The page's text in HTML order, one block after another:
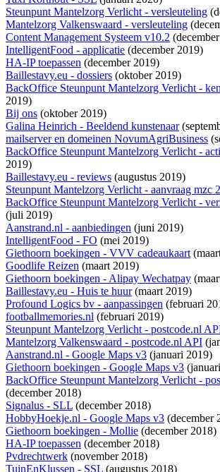
Steunpunt Mantelzorg Verlicht - versleuteling
Mantelzorg Valkenswaard - versleuteling
Content Management Systeem v10.2
IntelligentFood - applicatie (december 2019)
HA-IP toepassen (december 2019)
Baillestavy.eu - dossiers (oktober 2019)
BackOffice Steunpunt Mantelzorg Verlicht -
2019)
Bij ons (oktober 2019)
Galina Heinrich - Beeldend kunstenaar
mailserver en domeinen NovumAgriBusiness
BackOffice Steunpunt Mantelzorg Verlicht -
2019)
Baillestavy.eu - reviews (augustus 2019)
Steunpunt Mantelzorg Verlicht - aanvraag mzc
BackOffice Steunpunt Mantelzorg Verlicht -
(juli 2019)
Aanstrand.nl - aanbiedingen (juni 2019)
IntelligentFood - FO (mei 2019)
Giethoorn boekingen - VVV cadeaukaart
Goodlife Reizen (maart 2019)
Giethoorn boekingen - Alipay Wechatpay
Baillestavy.eu - Huis te huur(maart 2019)
Profound Logics bv - aanpassingen (februari
footballmemories.nl (februari 2019)
Steunpunt Mantelzorg Verlicht - postcode.nl
Mantelzorg Valkenswaard - postcode.nl API
Aanstrand.nl - Google Maps v3 (januari 2019)
Giethoorn boekingen - Google Maps v3
BackOffice Steunpunt Mantelzorg Verlicht -
(december 2018)
Signalus - SLL (december 2018)
HobbyHoekje.nl - Google Maps v3 (december
Giethoorn boekingen - Mollie (december 2018)
HA-IP toepassen (december 2018)
Pvdrechtwerk (november 2018)
TuinEnKlussen - SSL (augustus 2018)